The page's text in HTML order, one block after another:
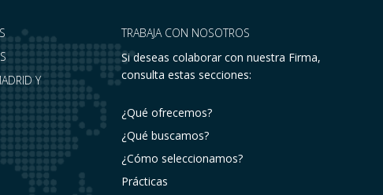
Y
TRABAJA CON NOSOTROS
Si deseas colaborar con nuestra Firma,
consulta estas secciones:
¿Qué ofrecemos?
¿Qué buscamos?
¿Cómo seleccionamos?
Prácticas